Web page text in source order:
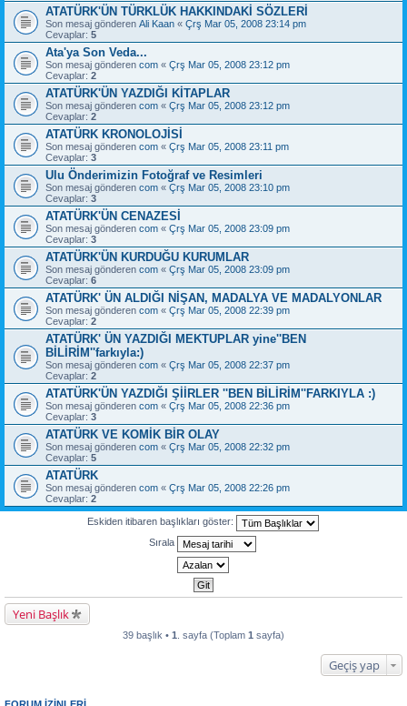
ATATÜRK'ÜN TÜRKLÜK HAKKINDAKİ SÖZLERİ
Son mesaj gönderen Ali Kaan « Çrş Mar 05, 2008 23:14 pm
Cevaplar: 5
Ata'ya Son Veda...
Son mesaj gönderen com « Çrş Mar 05, 2008 23:12 pm
Cevaplar: 2
ATATÜRK'ÜN YAZDIĞI KİTAPLAR
Son mesaj gönderen com « Çrş Mar 05, 2008 23:12 pm
Cevaplar: 2
ATATÜRK KRONOLOJİSİ
Son mesaj gönderen com « Çrş Mar 05, 2008 23:11 pm
Cevaplar: 3
Ulu Önderimizin Fotoğraf ve Resimleri
Son mesaj gönderen com « Çrş Mar 05, 2008 23:10 pm
Cevaplar: 3
ATATÜRK'ÜN CENAZESİ
Son mesaj gönderen com « Çrş Mar 05, 2008 23:09 pm
Cevaplar: 3
ATATÜRK'ÜN KURDUĞU KURUMLAR
Son mesaj gönderen com « Çrş Mar 05, 2008 23:09 pm
Cevaplar: 6
ATATÜRK' ÜN ALDIĞI NİŞAN, MADALYA VE MADALYONLAR
Son mesaj gönderen com « Çrş Mar 05, 2008 22:39 pm
Cevaplar: 2
ATATÜRK' ÜN YAZDIĞI MEKTUPLAR yine''BEN
BİLİRİM''farkıyla:)
Son mesaj gönderen com « Çrş Mar 05, 2008 22:37 pm
Cevaplar: 2
ATATÜRK'ÜN YAZDIĞI ŞİİRLER ''BEN BİLİRİM''FARKIYLA :)
Son mesaj gönderen com « Çrş Mar 05, 2008 22:36 pm
Cevaplar: 3
ATATÜRK VE KOMİK BİR OLAY
Son mesaj gönderen com « Çrş Mar 05, 2008 22:32 pm
Cevaplar: 5
ATATÜRK
Son mesaj gönderen com « Çrş Mar 05, 2008 22:26 pm
Cevaplar: 2
Eskiden itibaren başlıkları göster:
Sırala
Yeni Başlık
39 başlık • 1 . sayfa (Toplam 1 sayfa)
Geçiş yap
FORUM IZINLERI